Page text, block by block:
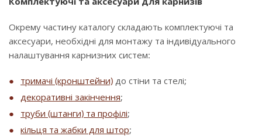
Окрему частину каталогу складають комплектуючі та
аксесуари, необхідні для монтажу та індивідуального
налаштування карнизних систем:
тримачі (кронштейни) до стіни та стелі;
декоративні закінчення;
труби (штанги) та профілі;
кільця та жабки для штор;